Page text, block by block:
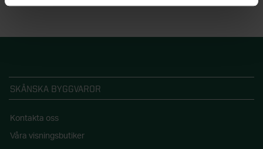
SKÅNSKA BYGGVAROR
Kontakta oss
Våra visningsbutiker